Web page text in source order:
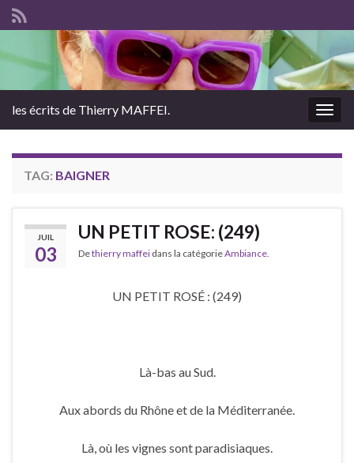
les écrits de Thierry MAFFEI.
TAG: BAIGNER
JUIL
03
UN PETIT ROSE: (249)
Dethierry maffei dans la catégorieAmbiance.
UN PETIT ROSÉ : (249)
Là-bas au Sud.
Aux abords du Rhône et de la Méditerranée.
Là, où les vignes sont paradisiaques.